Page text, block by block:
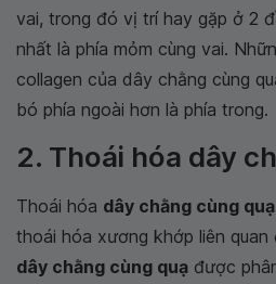
vai, trong đó vị trí hay gặp ở 2
nhất là phía mỏm cùng vai.
collagen của dây chằng cùng
bó phía ngoài hơn là phía trong.
2. Thoái hóa dây
Thoái hóa dây chằng cùng quạ
thoái hóa xương khớp liên
dây chằng cùng quạ được